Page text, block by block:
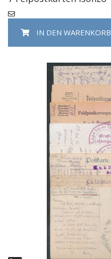
IN DEN WARENKORB